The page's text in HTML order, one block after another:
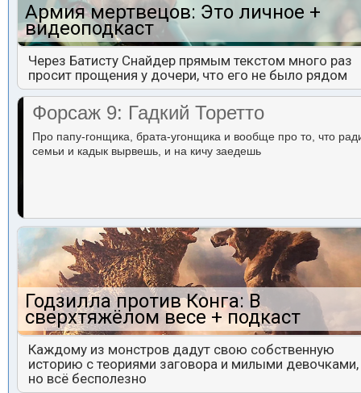
Армия мертвецов: Это личное +
видеоподкаст
Через Батисту Снайдер прямым текстом много раз
просит прощения у дочери, что его не было рядом
Форсаж 9: Гадкий Торетто
Про папу-гонщика, брата-угонщика и вообще про то, что
семьи и кадык вырвешь, и на кичу заедешь
Годзилла против Конга: В
сверхтяжёлом весе + подкаст
Каждому из монстров дадут свою собственную
историю с теориями заговора и милыми девочками,
но всё бесполезно